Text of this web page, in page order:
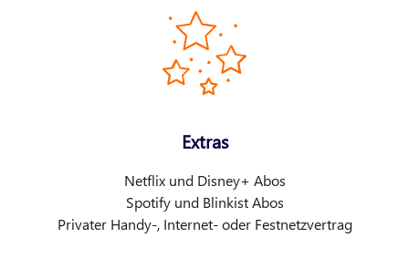
Extras
Netflix und Disney+ Abos
Spotify und Blinkist Abos
Privater Handy-, Internet- oder Festnetzvertrag